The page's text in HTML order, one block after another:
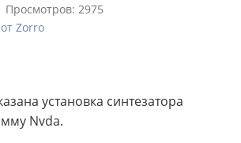
Просмотров: 2975
Zorro
установка синтезатора
Nvda.